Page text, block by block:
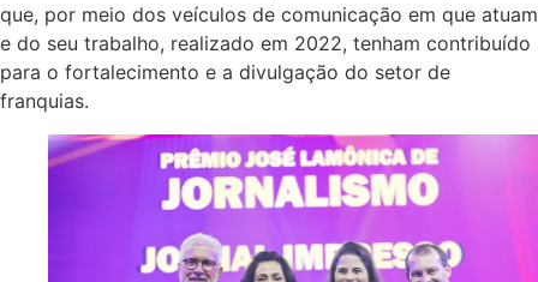
que, por meio dos veículos de comunicação em que atuam
e do seu trabalho, realizado em 2022, tenham contribuído
para o fortalecimento e a divulgação do setor de
franquias.